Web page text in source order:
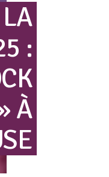
LA
:
À